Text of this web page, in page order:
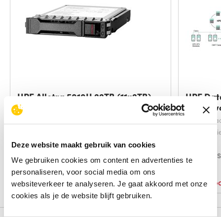
Deze website maakt gebruik van cookies
We gebruiken cookies om content en advertenties te
personaliseren, voor social media om ons
websiteverkeer te analyseren. Je gaat akkoord met onze
cookies als je de website blijft gebruiken.
HPE Alletra 5010H 22TB (11x2TB)
SAS 12G
Soort:HDD
Component voor: Server/werkplaats
57.575,-
excl. btw
Geen voorraad
Info
HPE
HDD
HDD
Interface:
Geen